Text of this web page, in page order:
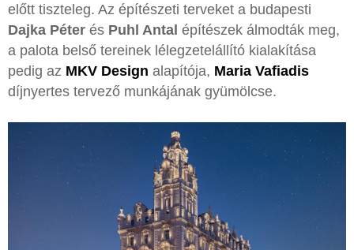
előtt tiszteleg. Az építészeti terveket a budapesti
Dajka Péter és Puhl Antal építészek álmodták meg,
a palota belső tereinek lélegzetelállító kialakítása
pedig az MKV Design alapítója, Maria Vafiadis
díjnyertes tervező munkájának gyümölcse.